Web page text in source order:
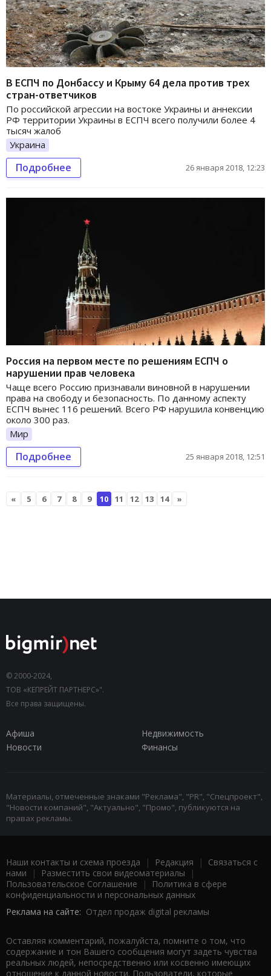
В ЕСПЧ по Донбассу и Крыму 64 дела против трех
стран-ответчиков
По российской агрессии на востоке Украины и аннексии
РФ территории Украины в ЕСПЧ всего получили более 4
тысяч жалоб
Украина
Подробнее 26 января 2018, 12:23
Россия на первом месте по решениям ЕСПЧ о
нарушении прав человека
Чаще всего Россию признавали виновной в нарушении
права на свободу и безопасность. По данному аспекту
ЕСПЧ вынес 116 решений. Всего РФ нарушила конвенцию
около 300 раз.
Мир
Подробнее 25 января 2018, 12:51
« 5 6 7 8 9 10 11 12 13 14 »
© 2000-2024,
ТОВ «КЕПРЕЙТ ПАРТНЕРС»".
Все права защищены.
Афиша
Недвижимость
Новости
Финансы
Материалы, отмеченные знаками "Реклама", "PR", "Спецпроект",
"Новости компаний", "Актуально", "Промо", публикуются на
правах рекламы.
Наши контакты и схема проезда | Редакция | Связаться с
нами | Разместить свои видеоматериалы |
Пользовательское Соглашение |
Политика в сфере
конфиденциальности и персональных данных
Реклама на сайте: Отдел продаж digital рекламы
Оставляя комментарий, пожалуйста, помните о том, что
содержание и тон Вашего сообщения могут задеть чувства
реальных людей, непосредственно или косвенно имеющих
отношение к данной новости. Пользователи, которые